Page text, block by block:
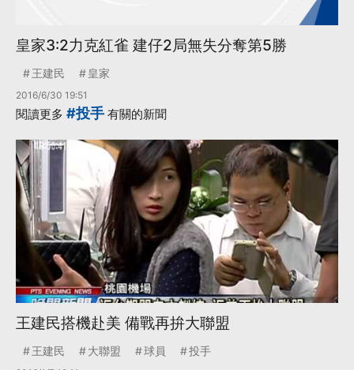
皇家3:2力克紅雀 建仔2局無失分奪第5勝
王建民 皇家
2016/6/30 19:51
閱讀更多 #投手 有關的新聞
王建民搭機赴美 備戰再拚大聯盟
王建民 大聯盟 球員 投手